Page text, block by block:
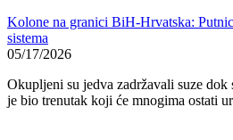
Kolone na granici BiH-Hrvatska:
sistema
05/17/2026
Okupljeni su jedva zadržavali suze
je bio trenutak koji će mnogima ostati